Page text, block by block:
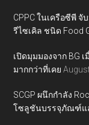
CPPC ในเครือซีพี
รีไซเคิล ชนิด Food
เปิดมุมมองจาก BG
มากกว่าที่เคย
SCGP ผนึกกำลัง
โซลูชันบรรจุภัณฑ์แ